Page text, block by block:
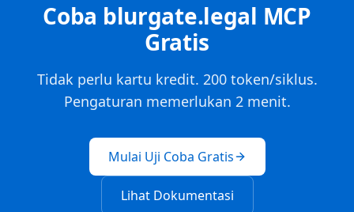
Coba blurgate.legal MCP
Gratis
Tidak perlu kartu kredit. 200 token/siklus.
Pengaturan memerlukan 2 menit.
Mulai Uji Coba Gratis
Lihat Dokumentasi